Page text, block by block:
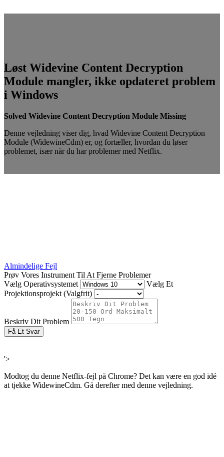
Løst Widevine Content Decryption
Module mangler, ikke opdateret problem
i Windows
Solved Widevine Content Decryption Module Missing
Denne vejledning viser dig, hvad Widevine Content Decryption
Module (WidewineCdm) er, og fortæller, hvordan du løser
problemet, især når du har problemer med Netflix.
Almindelige Fejl
Prøv Vores Instrument Til At Fjerne Problemer
Vælg Operativsystemet
Vælg Et
Projektionsprojekt (Valgfrit)
Beskriv Dit Problem
Få Et Svar
'>
Modtog du denne Netflix-fejl på Chrome? Det kan være en god idé
at tjekke WidewineCdm. Gå derefter med denne vejledning.